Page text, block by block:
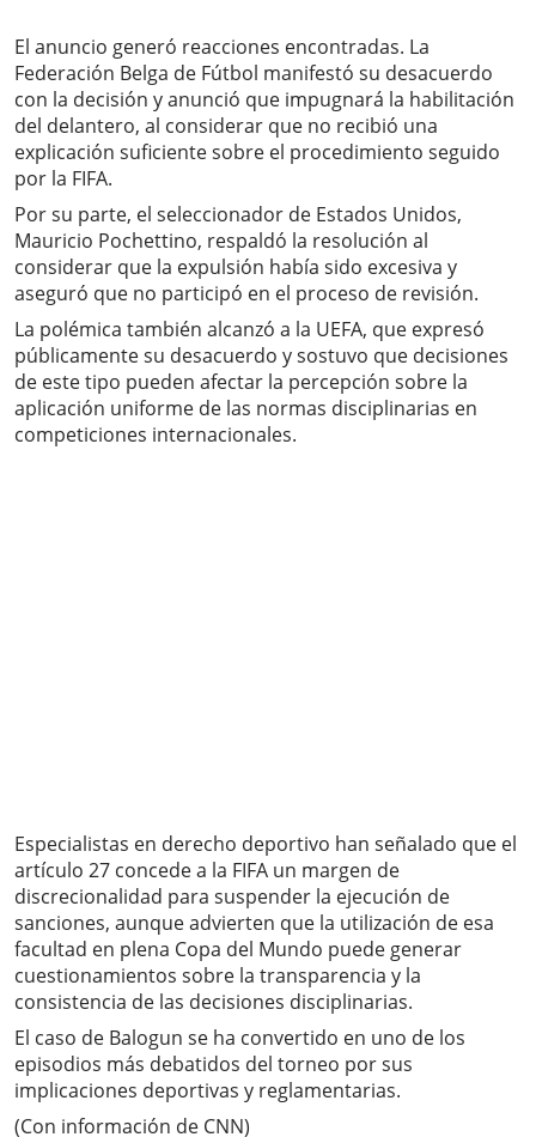
El anuncio generó reacciones encontradas. La
Federación Belga de Fútbol manifestó su desacuerdo
con la decisión y anunció que impugnará la habilitación
del delantero, al considerar que no recibió una
explicación suficiente sobre el procedimiento seguido
por la FIFA.
Por su parte, el seleccionador de Estados Unidos,
Mauricio Pochettino, respaldó la resolución al
considerar que la expulsión había sido excesiva y
aseguró que no participó en el proceso de revisión.
La polémica también alcanzó a la UEFA, que expresó
públicamente su desacuerdo y sostuvo que decisiones
de este tipo pueden afectar la percepción sobre la
aplicación uniforme de las normas disciplinarias en
competiciones internacionales.
Especialistas en derecho deportivo han señalado que el
artículo 27 concede a la FIFA un margen de
discrecionalidad para suspender la ejecución de
sanciones, aunque advierten que la utilización de esa
facultad en plena Copa del Mundo puede generar
cuestionamientos sobre la transparencia y la
consistencia de las decisiones disciplinarias.
El caso de Balogun se ha convertido en uno de los
episodios más debatidos del torneo por sus
implicaciones deportivas y reglamentarias.
(Con información de CNN)